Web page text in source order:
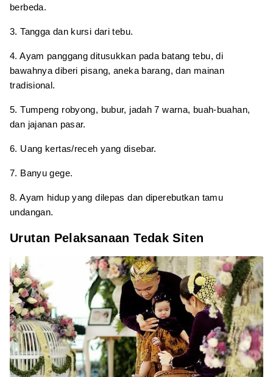
berbeda.
3. Tangga dan kursi dari tebu.
4. Ayam panggang ditusukkan pada batang tebu, di
bawahnya diberi pisang, aneka barang, dan mainan
tradisional.
5. Tumpeng robyong, bubur, jadah 7 warna, buah-buahan,
dan jajanan pasar.
6. Uang kertas/receh yang disebar.
7. Banyu gege.
8. Ayam hidup yang dilepas dan diperebutkan tamu
undangan.
Urutan Pelaksanaan Tedak Siten